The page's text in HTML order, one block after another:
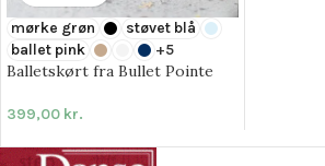
mørke grøn
støvet blå
ballet pink
+5
Balletskørt fra Bullet Pointe
399,00 kr.